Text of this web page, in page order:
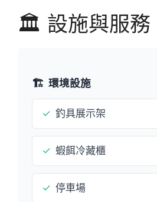
🏛️ 設施與服務
🏗️ 環境設施
✓ 釣具展示架
✓ 蝦餌冷藏櫃
✓ 停車場